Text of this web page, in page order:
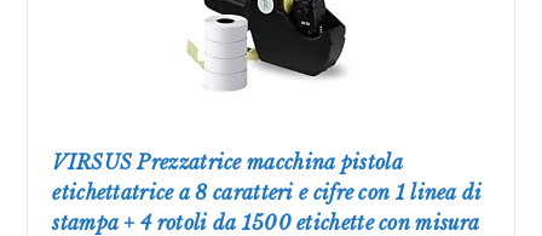
VIRSUS Prezzatrice macchina pistola
etichettatrice a 8 caratteri e cifre con 1 linea di
stampa + 4 rotoli da 1500 etichette con misura